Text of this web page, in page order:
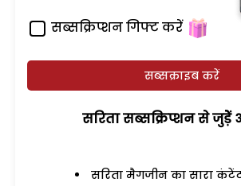
सब्सक्रिप्शन गिफ्ट करें
सब्सक्राइब करें
सरिता सब्सक्रिप्शन से जुड़ेें
सरिता मैगजीन का सारा